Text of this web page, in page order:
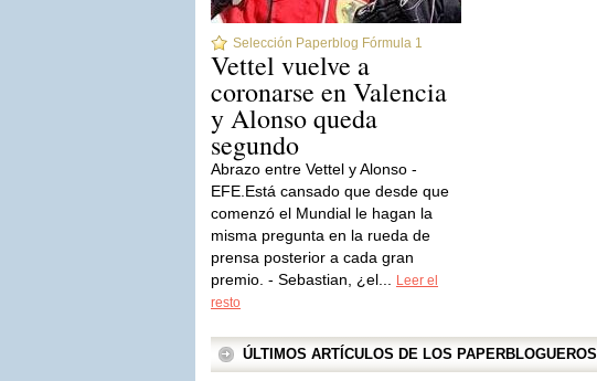
Selección Paperblog Fórmula 1
Vettel vuelve a
coronarse en Valencia
y Alonso queda
segundo
Abrazo entre Vettel y Alonso -
EFE.Está cansado que desde que
comenzó el Mundial le hagan la
misma pregunta en la rueda de
prensa posterior a cada gran
premio. - Sebastian, ¿el...
Leer el
resto
ÚLTIMOS ARTÍCULOS DE LOS PAPERBLOGUEROS